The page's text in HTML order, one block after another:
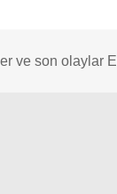
ve son olaylar